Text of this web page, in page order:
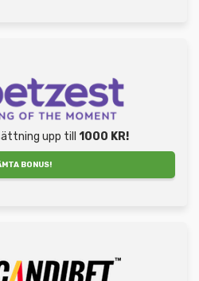
upp till 1000 KR!
BONUS!